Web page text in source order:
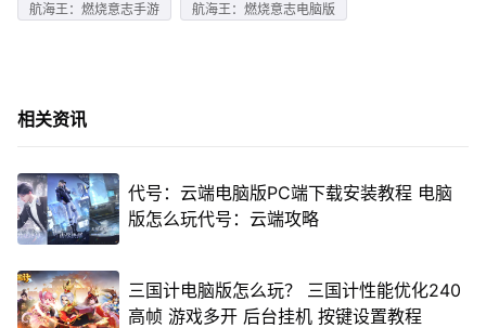
航海王：燃烧意志手游
航海王：燃烧意志电脑版
相关资讯
代号：云端电脑版PC端下载安装教程 电脑
版怎么玩代号：云端攻略
三国计电脑版怎么玩？ 三国计性能优化240
高帧 游戏多开 后台挂机 按键设置教程